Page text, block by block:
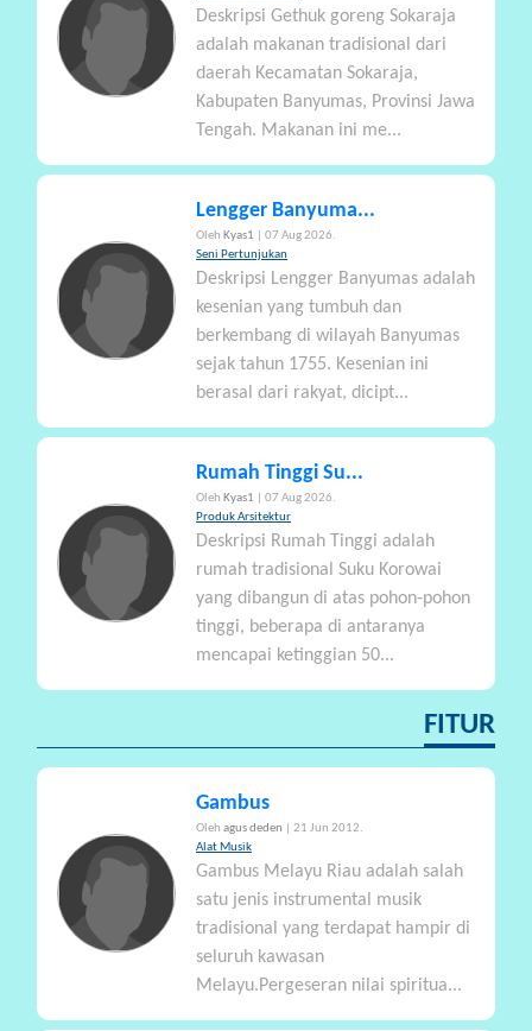
Deskripsi Gethuk goreng Sokaraja
adalah makanan tradisional dari
daerah Kecamatan Sokaraja,
Kabupaten Banyumas, Provinsi Jawa
Tengah. Makanan ini me...
Lengger Banyuma...
Oleh Kyas1
| 07 Aug 2026.
Seni Pertunjukan
Deskripsi Lengger Banyumas adalah
kesenian yang tumbuh dan
berkembang di wilayah Banyumas
sejak tahun 1755. Kesenian ini
berasal dari rakyat, dicipt...
Rumah Tinggi Su...
Oleh Kyas1
| 07 Aug 2026.
Produk Arsitektur
Deskripsi Rumah Tinggi adalah
rumah tradisional Suku Korowai
yang dibangun di atas pohon-pohon
tinggi, beberapa di antaranya
mencapai ketinggian 50...
FITUR
Gambus
Oleh agus deden
| 21 Jun 2012.
Alat Musik
Gambus Melayu Riau adalah salah
satu jenis instrumental musik
tradisional yang terdapat hampir di
seluruh kawasan
Melayu.Pergeseran nilai spiritua...